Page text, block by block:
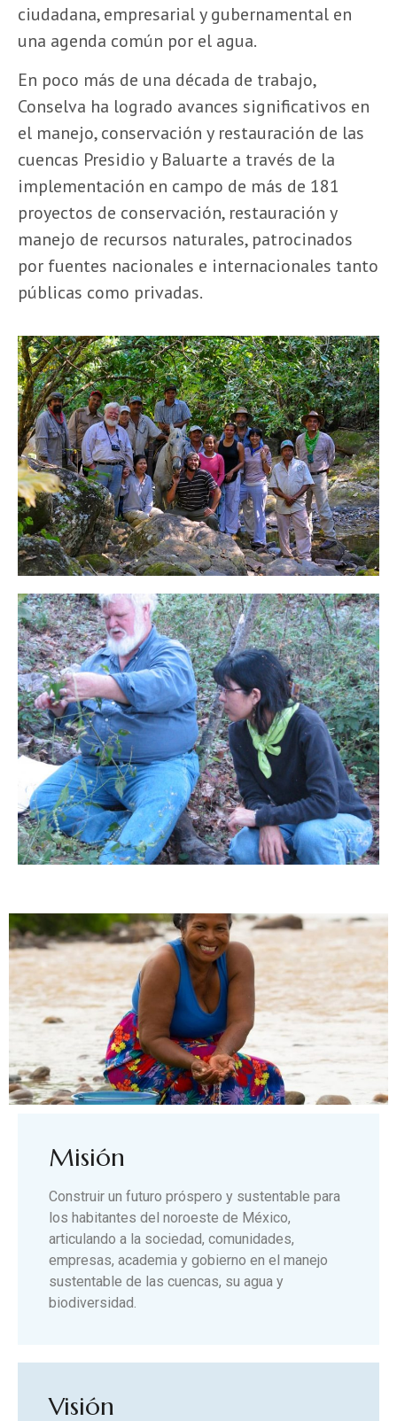
ciudadana, empresarial y gubernamental en
una agenda común por el agua.
En poco más de una década de trabajo,
Conselva ha logrado avances significativos en
el manejo, conservación y restauración de las
cuencas Presidio y Baluarte a través de la
implementación en campo de más de 181
proyectos de conservación, restauración y
manejo de recursos naturales, patrocinados
por fuentes nacionales e internacionales tanto
públicas como privadas.
Misión
Construir un futuro próspero y sustentable para
los habitantes del noroeste de México,
articulando a la sociedad, comunidades,
empresas, academia y gobierno en el manejo
sustentable de las cuencas, su agua y
biodiversidad.
Visión